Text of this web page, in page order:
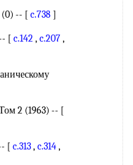
(0) -- [ c.738]
[ c.142,c.207,
2 (1963) -- [
[ c.313,c.314,